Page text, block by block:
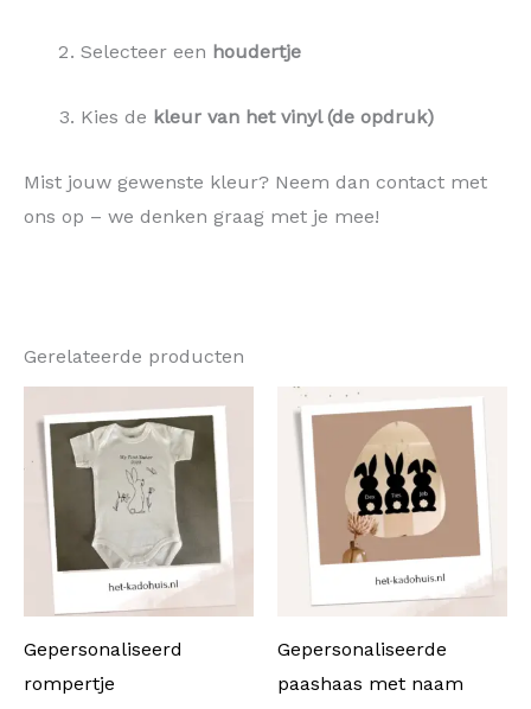
Selecteer een houdertje
Kies de kleur van het vinyl (de opdruk)
Mist jouw gewenste kleur? Neem dan contact met
ons op – we denken graag met je mee!
Gerelateerde producten
Gepersonaliseerd
rompertje
Gepersonaliseerde
paashaas met naam